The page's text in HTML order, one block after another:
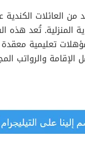
العائلات
المنزلية. تُعد
تعليمية
والرواتب